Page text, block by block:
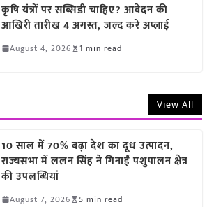
कृषि यंत्रों पर सब्सिडी चाहिए? आवेदन की
आखिरी तारीख 4 अगस्त, जल्द करें अप्लाई
August 4, 2026 1 min read
View All
10 साल में 70% बढ़ा देश का दूध उत्पादन,
राज्यसभा में ललन सिंह ने गिनाईं पशुपालन क्षेत्र
की उपलब्धियां
August 7, 2026 5 min read